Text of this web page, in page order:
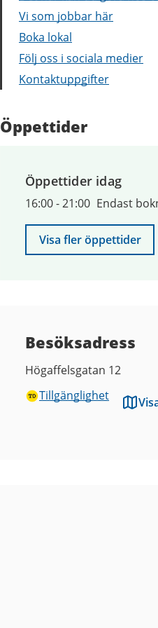
Vi som jobbar här
Boka lokal
Följ oss i sociala medier
Kontaktuppgifter
Öppettider
Öppettider idag
16:00-21:00 Endast
Visa fler öppettider
Besöksadress
Högaffelsgatan 12
Tillgänglighet